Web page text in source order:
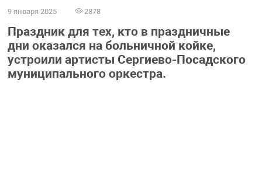
9 января 2025 2878
Праздник для тех, кто в праздничные
дни оказался на больничной койке,
устроили артисты Сергиево-Посадского
муниципального оркестра.